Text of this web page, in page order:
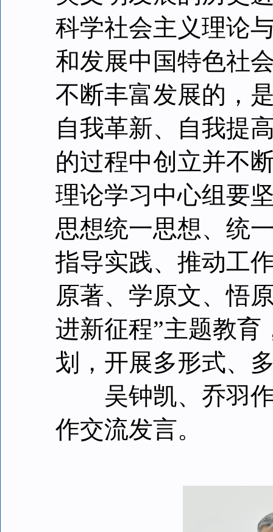
科学社会主义理论
和发展中国特色社
不断丰富发展的，
自我革新、自我提
的过程中创立并不
理论学习中心组要
思想统一思想、统
指导实践、推动工
原著、学原文、悟
进新征程”主题教育
划，开展多形式、
吴钟凯、乔羽作
作交流发言。